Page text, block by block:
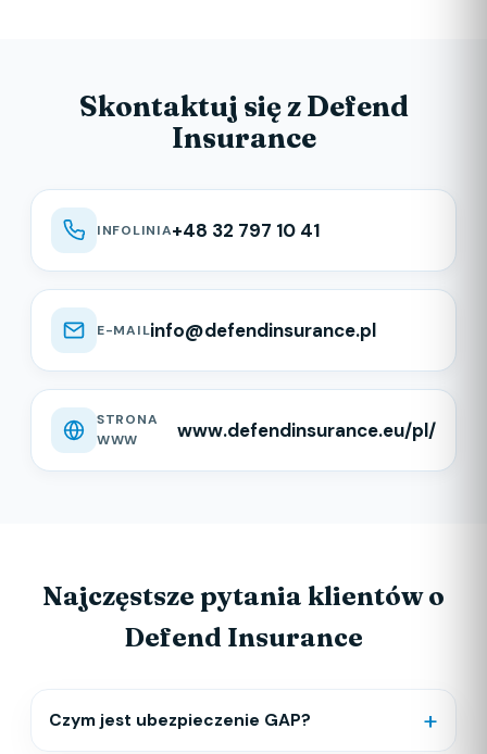
Skontaktuj się z Defend
Insurance
INFOLINIA+48 32 797 10 41
E-MAILinfo@defendinsurance.pl
STRONA
WWW
www.defendinsurance.eu/pl/
Najczęstsze pytania klientów o
Defend Insurance
Czym jest ubezpieczenie GAP? +